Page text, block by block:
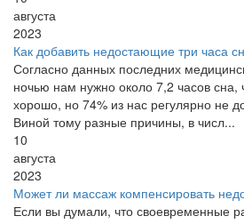
августа
2023
Как добавить недостающие три часа
Согласно данных последних
ночью нам нужно около 7,2 часов сна,
хорошо, но 74% из нас регулярно не
Виной тому разные причины, в числ...
10
августа
2023
Может ли массаж компенсировать
Если вы думали, что своевременные